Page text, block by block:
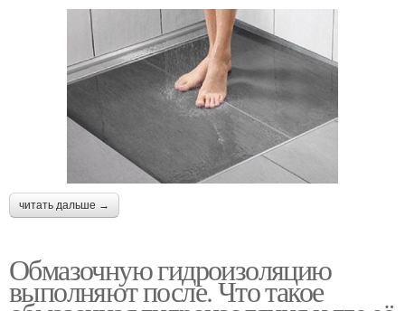
читать дальше →
Обмазочную гидроизоляцию
выполняют после. Что такое